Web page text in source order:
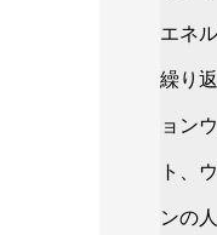
エネ
繰り
ョン
ト、
ンの